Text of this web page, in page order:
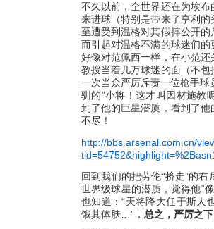
不久以前，全世界还在为埃
来进球（特别是带来了亨利
至遭受到温格对其假摔公开
而引起对温格不满的球迷们
好像对范佩西一样，在小范
教授当着几万球迷的面（不
一次当众严厉斥责一位枪手球
驯的”小将！这才叫因材施教
到了他的巨星潜质，看到了
不尽！
http://bbs.arsenal.com.cn/
回到我们的把劳伦“挤走”的
世界级球星的潜质，觉得他“
也知道：“天将降大任于斯人
饿其体肤…”， 总之，严厉之